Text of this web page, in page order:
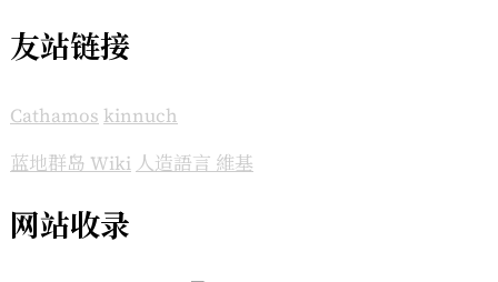
友站链接
Cathamos kinnuch
蓝地群岛 Wiki 人造語言 維基
网站收录